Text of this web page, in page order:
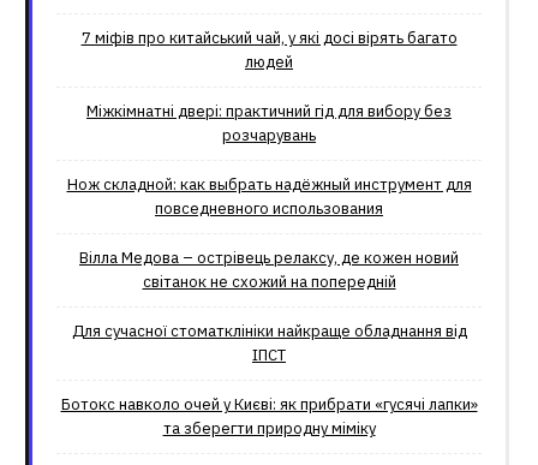
7 міфів про китайський чай, у які досі вірять багато
людей
Міжкімнатні двері: практичний гід для вибору без
розчарувань
Нож складной: как выбрать надёжный инструмент для
повседневного использования
Вілла Медова – острівець релаксу, де кожен новий
світанок не схожий на попередній
Для сучасної стоматклініки найкраще обладнання від
ІПСТ
Ботокс навколо очей у Києві: як прибрати «гусячі лапки»
та зберегти природну міміку